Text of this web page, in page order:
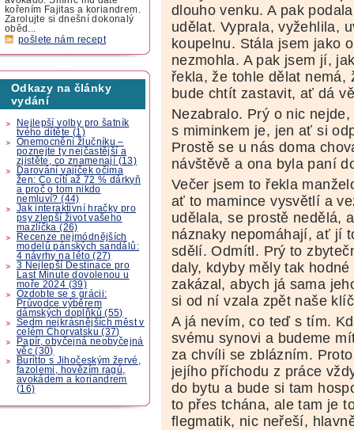
kořením Fajitas a koriandrem.
Zarolujte si dnešní dokonalý
oběd...
pošlete nám recept
Odkazy na články
vydání
Nejlepší volby pro šatník
tvého dítěte (1)
Onemocnění žlučníku –
poznejte ty nejčastější a
zjistěte, co znamenají (13)
Darování vajíček očima
žen: Co cítí až 72 % dárkyň
a proč o tom nikdo
nemluví? (44)
Jak interaktivní hračky pro
psy zlepší život vašeho
mazlíčka (26)
Recenze nejmódnějších
modelů pánských sandálů:
4 návrhy na léto (27)
3 Nejlepší Destinace pro
Last Minute dovolenou u
moře 2024 (39)
Ozdobte se s grácii:
Průvodce výběrem
dámských doplňků (55)
Sedm nejkrásnějších měst v
celém Chorvatsku (37)
Papír, obyčejná neobyčejná
věc (30)
Buritto s Jihočeským žervé,
fazolemi, hovězím ragú,
avokádem a koriandrem
(16)
dlouho venku. A pak
udělat. Vyprala, vyžehlila,
koupelnu. Stála jsem jako
nezmohla. A pak jsem jí,
řekla, že tohle dělat nemá,
bude chtít zastavit, ať dá
Nezabralo. Prý o nic
s miminkem je, jen ať si
Prostě se u nás doma
návštěvě a ona byla paní
Večer jsem to řekla
ať to mamince vysvětlí a
udělala, se prostě nedělá,
náznaky nepomáhají, ať jí
sdělí. Odmítl. Prý to
daly, kdyby měly tak
zakázal, abych já sama
si od ní vzala zpět naše
A já nevím, co teď s tím.
svému synovi a budeme
za chvíli se zblázním.
jejího příchodu z práce
do bytu a bude si tam
to přes tchána, ale tam je
flegmatik, nic neřeší,